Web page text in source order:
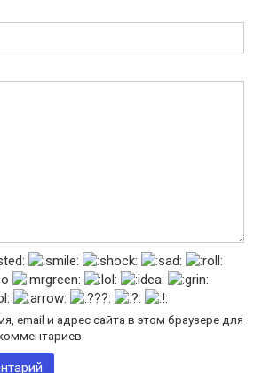
email и адрес сайта в этом браузере для